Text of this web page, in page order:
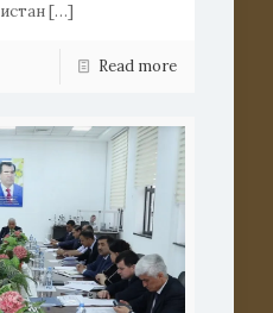
[…]
Read more